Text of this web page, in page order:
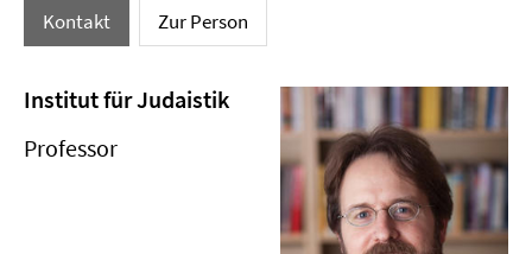
Kontakt Zur Person
Institut für Judaistik
Professor